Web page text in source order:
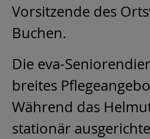
Vorsitzende des
Buchen.
Die eva-
breites
Während das
stationär